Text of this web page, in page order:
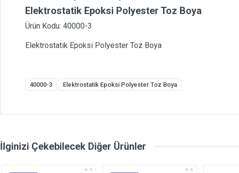
Elektrostatik Epoksi Polyester Toz Boya
Ürün Kodu: 40000-3
Elektrostatik Epoksi Polyester Toz Boya
40000-3 Elektrostatik Epoksi Polyester Toz Boya
İlginizi Çekebilecek Diğer Ürünler